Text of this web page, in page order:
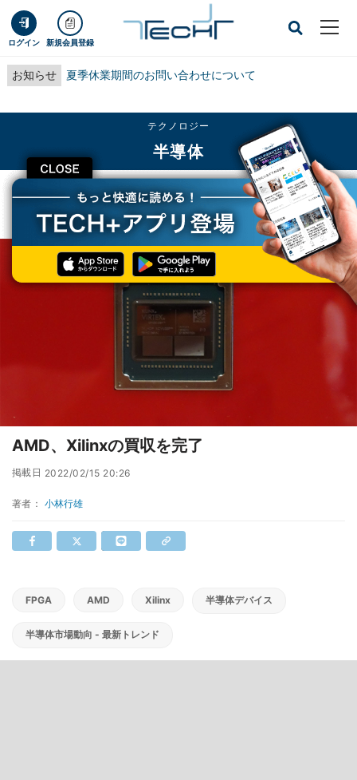
ログイン 新規会員登録
お知らせ 夏季休業期間のお問い合わせについて
CLOSE
テクノロジー
半導体
TECH+ テクノロジー 半導体 AMD、Xilinxの買収を完了
AMD、Xilinxの買収を完了
掲載日 2022/02/15 20:26
著者： 小林行雄
FPGA AMD Xilinx 半導体デバイス
半導体市場動向 - 最新トレンド